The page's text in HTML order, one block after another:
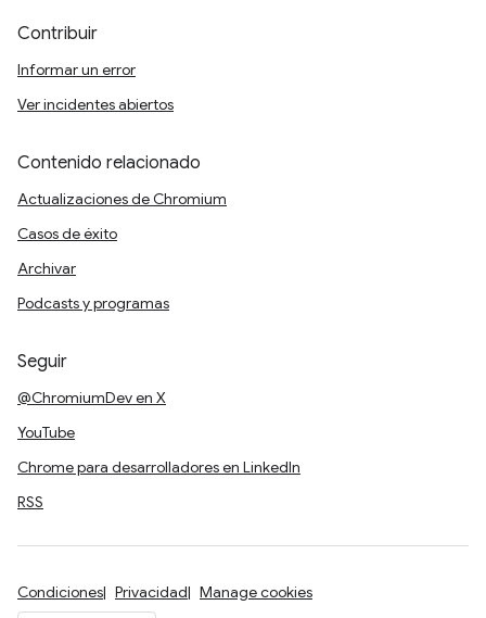
Contribuir
Informar un error
Ver incidentes abiertos
Contenido relacionado
Actualizaciones de Chromium
Casos de éxito
Archivar
Podcasts y programas
Seguir
@ChromiumDev en X
YouTube
Chrome para desarrolladores en LinkedIn
RSS
Condiciones Privacidad Manage cookies